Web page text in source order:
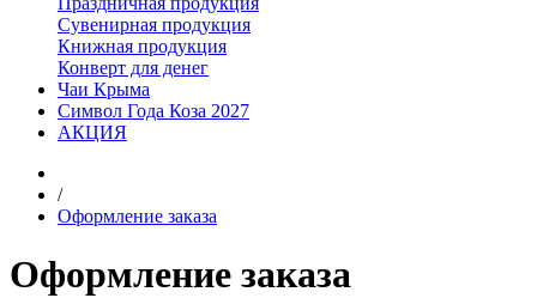
Сувенирная продукция
Книжная продукция
Конверт для денег
Чаи Крыма
Символ Года Коза 2027
АКЦИЯ
/
Оформление заказа
Оформление заказа